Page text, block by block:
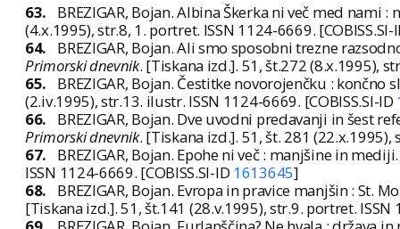
63.
BREZIGAR, Bojan. Albina Škerka ni več med nami
(4.x.1995), str.8, 1. portret. ISSN 1124-6669.
64.
BREZIGAR, Bojan. Ali smo sposobni trezne
Primorski dnevnik. [Tiskana izd.]. 51, št.272 (8.x.1995),
65.
BREZIGAR, Bojan. Čestitke novorojenčku : končno
(2.iv.1995), str.13. ilustr. ISSN 1124-6669. [COBISS.SI-ID
66.
BREZIGAR, Bojan. Dve uvodni predavanji in šest
Primorski dnevnik. [Tiskana izd.]. 51, št. 281 (22.x.1995),
67.
BREZIGAR, Bojan. Epohe ni več : manjšine in
ISSN 1124-6669. [COBISS.SI-ID 1613645]
68.
BREZIGAR, Bojan. Evropa in pravice manjšin : St.
[Tiskana izd.]. 51, št.141 (28.v.1995), str.9. portret. ISSN